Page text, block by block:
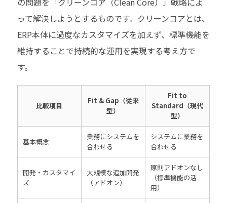
って解決しようとするものです。クリーンコアとは、
ERP本体に過度なカスタマイズを加えず、標準機能を
維持することで持続的な運用を実現する考え方で
す。
比較項目
Fit & Gap（従来
型）
Fit to
Standard（現代
型）
基本概念
業務にシステムを
合わせる
システムに業務を
合わせる
開発・カスタマイ
ズ
大規模な追加開発
（アドオン）
原則アドオンなし
（標準機能の活
用）